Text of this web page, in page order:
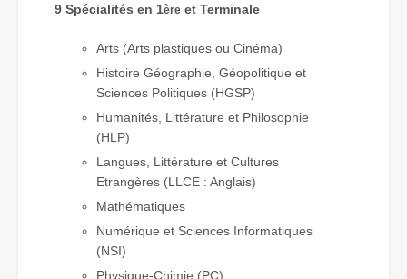
9 Spécialités en 1ère et Terminale
Arts (Arts plastiques ou Cinéma)
Histoire Géographie, Géopolitique et
Sciences Politiques (HGSP)
Humanités, Littérature et Philosophie
(HLP)
Langues, Littérature et Cultures
Etrangères (LLCE : Anglais)
Mathématiques
Numérique et Sciences Informatiques
(NSI)
Physique-Chimie (PC)